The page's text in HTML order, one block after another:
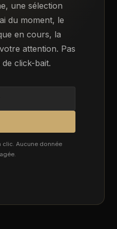
une sélection
du moment, le
en cours, la
attention. Pas
click-bait.
clic. Aucune donnée